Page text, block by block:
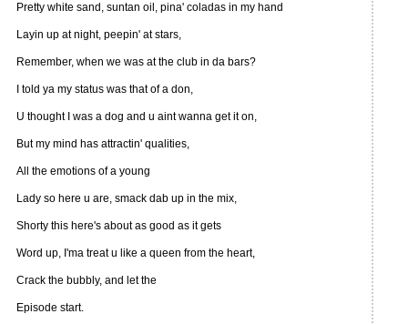
Pretty white sand, suntan oil, pina' coladas in my hand
Layin up at night, peepin' at stars,
Remember, when we was at the club in da bars?
I told ya my status was that of a don,
U thought I was a dog and u aint wanna get it on,
But my mind has attractin' qualities,
All the emotions of a young
Lady so here u are, smack dab up in the mix,
Shorty this here's about as good as it gets
Word up, I'ma treat u like a queen from the heart,
Crack the bubbly, and let the
Episode start.